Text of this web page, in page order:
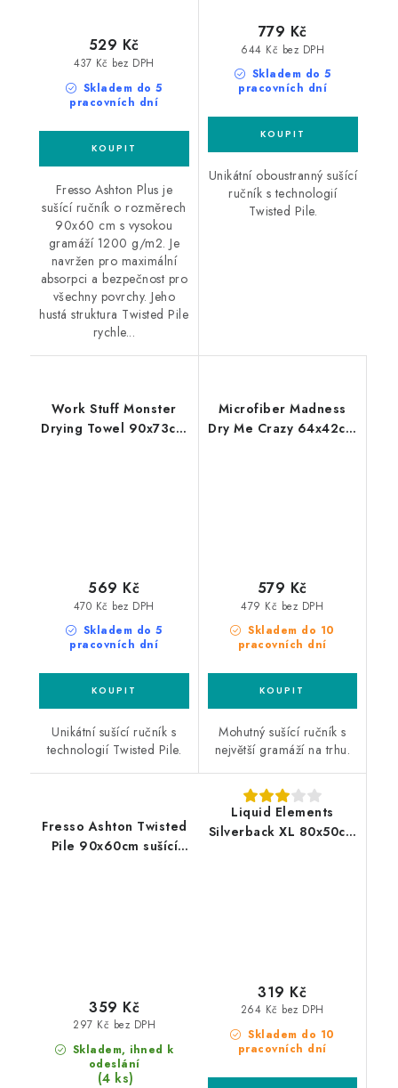
Skladem do 5
pracovních dní
437 Kč bez DPH
529 Kč
Fresso Ashton Plus je
sušící ručník o rozměrech
90x60 cm s vysokou
gramáží 1200 g/m2. Je
navržen pro maximální
absorpci a bezpečnost pro
všechny povrchy. Jeho
hustá struktura Twisted Pile
rychle...
Skladem do 5
pracovních dní
644 Kč bez DPH
779 Kč
Unikátní oboustranný sušící
ručník s technologií
Twisted Pile.
Work Stuff Monster
Drying Towel 90x73cm
Skladem do 5
pracovních dní
470 Kč bez DPH
569 Kč
Unikátní sušící ručník s
technologií Twisted Pile.
Microfiber Madness
Dry Me Crazy 64x42cm
Skladem do 10
pracovních dní
479 Kč bez DPH
579 Kč
Mohutný sušící ručník s
největší gramáží na trhu.
Fresso Ashton Twisted
Pile 90x60cm sušící
Skladem, ihned k
odeslání
(4 ks)
297 Kč bez DPH
359 Kč
Liquid Elements
Silverback XL 80x50cm
Skladem do 10
pracovních dní
264 Kč bez DPH
319 Kč